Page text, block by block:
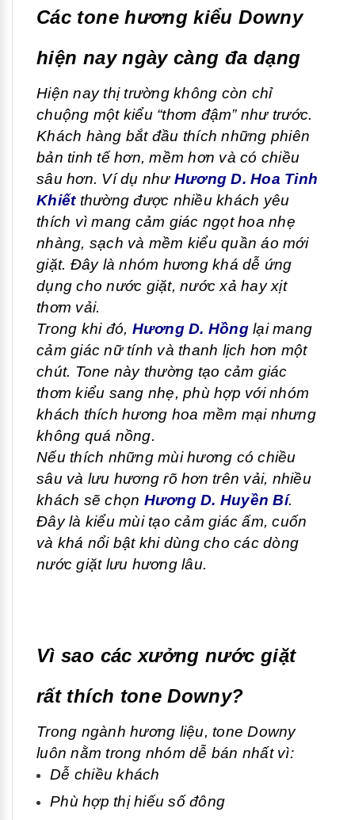
Các tone hương kiểu Downy
hiện nay ngày càng đa dạng
Hiện nay thị trường không còn chỉ
chuộng một kiểu “thơm đậm” như trước.
Khách hàng bắt đầu thích những phiên
bản tinh tế hơn, mềm hơn và có chiều
sâu hơn. Ví dụ như Hương D. Hoa Tinh
Khiếtthường được nhiều khách yêu
thích vì mang cảm giác ngọt hoa nhẹ
nhàng, sạch và mềm kiểu quần áo mới
giặt. Đây là nhóm hương khá dễ ứng
dụng cho nước giặt, nước xả hay xịt
thơm vải.
Trong khi đó, Hương D. Hồnglại mang
cảm giác nữ tính và thanh lịch hơn một
chút. Tone này thường tạo cảm giác
thơm kiểu sang nhẹ, phù hợp với nhóm
khách thích hương hoa mềm mại nhưng
không quá nồng.
Nếu thích những mùi hương có chiều
sâu và lưu hương rõ hơn trên vải, nhiều
khách sẽ chọn Hương D. Huyền Bí.
Đây là kiểu mùi tạo cảm giác ấm, cuốn
và khá nổi bật khi dùng cho các dòng
nước giặt lưu hương lâu.
Vì sao các xưởng nước giặt
rất thích tone Downy?
Trong ngành hương liệu, tone Downy
luôn nằm trong nhóm dễ bán nhất vì:
Dễ chiều khách
Phù hợp thị hiếu số đông